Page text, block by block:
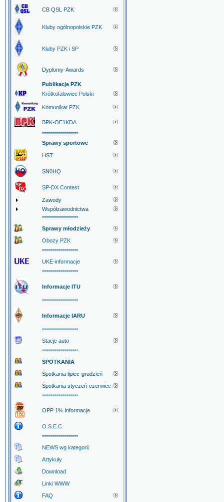
CB QSL PZK
Kluby ogólnopolskie PZK
Kluby PZK i SP
Dyplomy-Awards
Publikacje PZK
Krótkofalowiec Polski
Komunikat PZK
BPK-OE1KDA
******************
Sprawy sportowe
HST
SN0HQ
SP-DX Contest
Zawody
Współzawodnictwa
******************
Sprawy młodzieży
Obozy PZK
******************
UKE-informacje
******************
Informacje ITU
******************
Informacje IARU
******************
Stacje auto
******************
SPOTKANIA
Spotkania lipiec-grudzień
Spotkania styczeń-czerwiec
******************
OPP 1% Informacje
O.S.E.C.
******************
NEWS wg kategorii
Artykuły
Download
Linki WWW
FAQ